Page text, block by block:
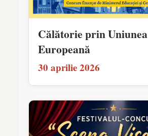
Călătorie prin Uniunea
Europeană
30 aprilie 2026